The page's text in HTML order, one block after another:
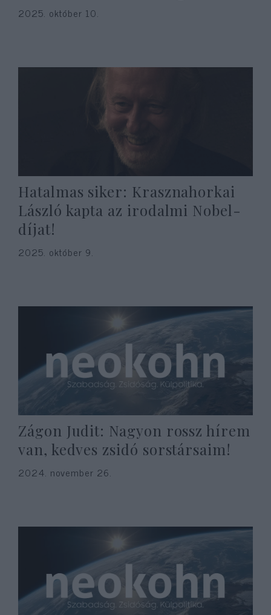
2025. október 10.
Hatalmas siker: Krasznahorkai
László kapta az irodalmi Nobel-
díjat!
2025. október 9.
Zágon Judit: Nagyon rossz hírem
van, kedves zsidó sorstársaim!
2024. november 26.